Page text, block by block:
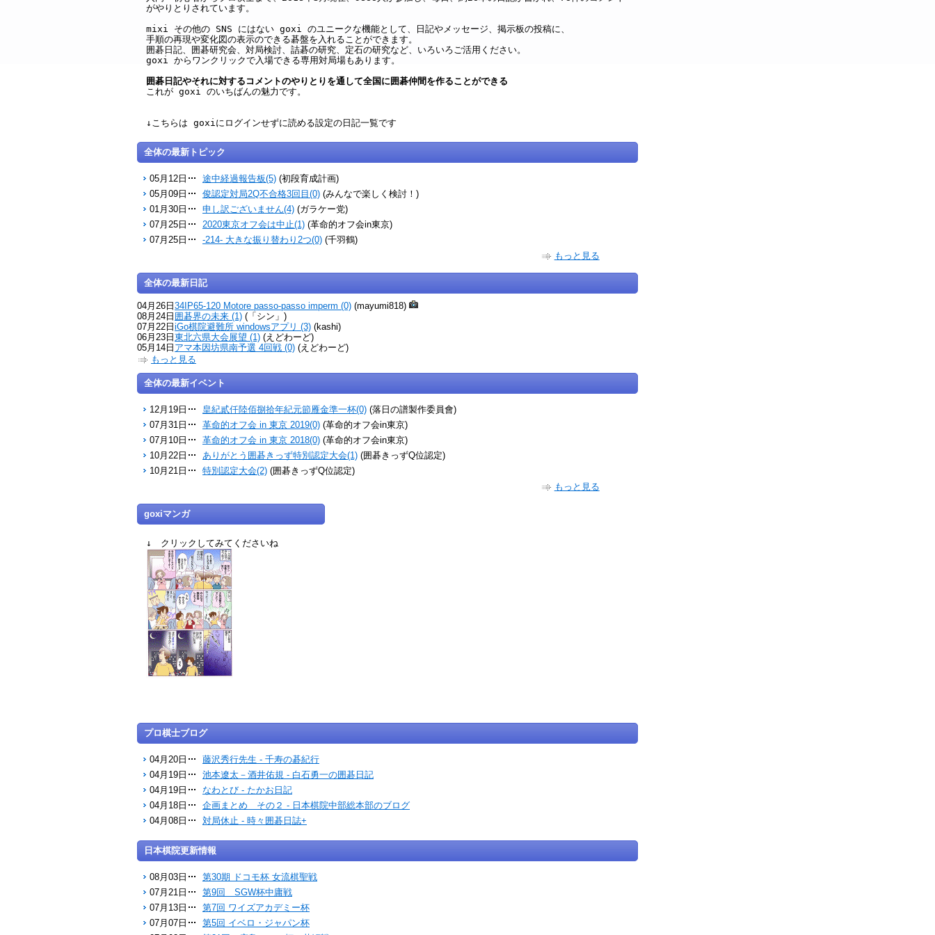
がやりとりされています。
mixi その他の SNS にはない goxi のユニークな機能として、日記やメッセージ、掲示板の投稿に、
手順の再現や変化図の表示のできる碁盤を入れることができます。
囲碁日記、囲碁研究会、対局検討、詰碁の研究、定石の研究など、いろいろご活用ください。
goxi からワンクリックで入場できる専用対局場もあります。
囲碁日記やそれに対するコメントのやりとりを通して全国に囲碁仲間を作ることができる
これが goxi のいちばんの魅力です。
↓こちらは goxiにログインせずに読める設定の日記一覧です
全体の最新トピック
05月12日 途中経過報告板(5) (初段育成計画)
05月09日
俊認定対局2Q不合格3回目(0) (みんなで楽しく検討！)
01月30日
申し訳ございません(4) (ガラケー党)
07月25日
2020東京オフ会は中止(1) (革命的オフ会in東京)
07月25日
-214- 大きな振り替わり2つ(0) (千羽鶴)
もっと見る
全体の最新日記
04月26日 34IP65-120 Motore passo-passo imperm (0) (mayumi818)
08月24日 囲碁界の未来 (1) (「シン」)
07月22日 iGo棋院避難所 windowsアプリ (3) (kashi)
06月23日 東北六県大会展望 (1) (えどわーど)
05月14日 アマ本因坊県南予選 4回戦 (0) (えどわーど)
もっと見る
全体の最新イベント
12月19日 皇紀貳仟陸佰捌拾年紀元節雁金準一杯(0) (落日の譜製作委員會)
07月31日
革命的オフ会 in 東京 2019(0) (革命的オフ会in東京)
07月10日
革命的オフ会 in 東京 2018(0) (革命的オフ会in東京)
10月22日
ありがとう囲碁きっず特別認定大会(1) (囲碁きっずQ位認定)
10月21日
特別認定大会(2) (囲碁きっずQ位認定)
もっと見る
goxiマンガ
↓ クリックしてみてくださいね
プロ棋士ブログ
04月20日
藤沢秀行先生 - 千寿の碁紀行
04月19日
池本遼太－酒井佑規 - 白石勇一の囲碁日記
04月19日
なわとび - たかお日記
04月18日
企画まとめ その２ - 日本棋院中部総本部のブログ
04月08日
対局休止 - 時々囲碁日誌+
日本棋院更新情報
08月03日
第30期 ドコモ杯 女流棋聖戦
07月21日
第9回 SGW杯中庸戦
07月13日
第7回 ワイズアカデミー杯
07月07日
第5回 イベロ・ジャパン杯